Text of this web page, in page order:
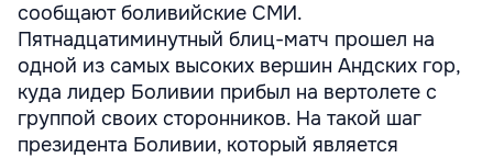
сообщают боливийские СМИ.
Пятнадцатиминутный блиц-матч прошел на
одной из самых высоких вершин Андских гор,
куда лидер Боливии прибыл на вертолете с
группой своих сторонников. На такой шаг
президента Боливии, который является